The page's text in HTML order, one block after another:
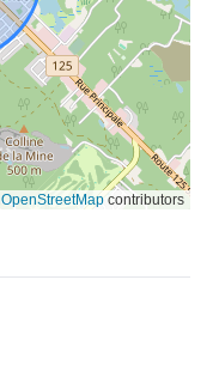
OpenStreetMap contributors